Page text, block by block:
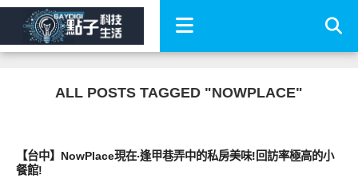
ALL POSTS TAGGED "NOWPLACE"
【台中】NowPlace現在‧逢甲巷弄中的私房美味!回訪率極高的小
餐館!